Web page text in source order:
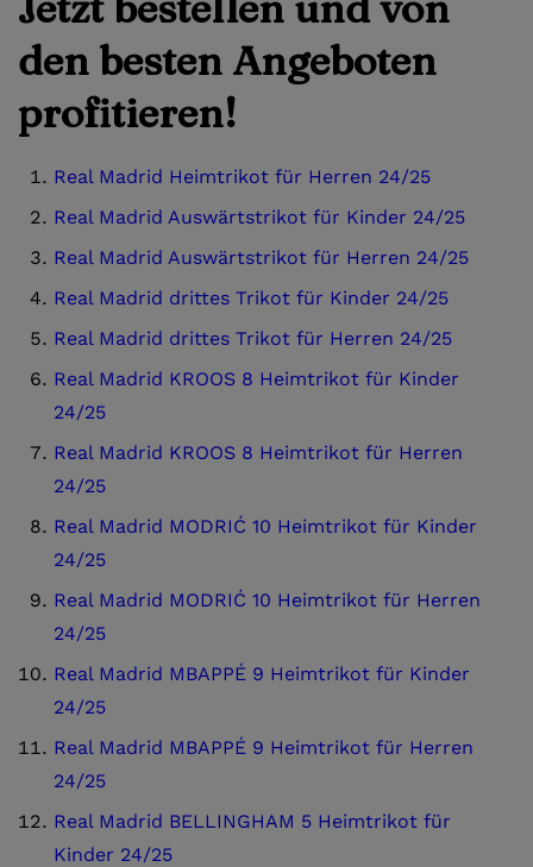
den besten Angeboten
profitieren!
Real Madrid Heimtrikot für Herren 24/25
Real Madrid Auswärtstrikot für Kinder 24/25
Real Madrid Auswärtstrikot für Herren 24/25
Real Madrid drittes Trikot für Kinder 24/25
Real Madrid drittes Trikot für Herren 24/25
Real Madrid KROOS 8 Heimtrikot für Kinder
24/25
Real Madrid KROOS 8 Heimtrikot für Herren
24/25
Real Madrid MODRIĆ 10 Heimtrikot für Kinder
24/25
Real Madrid MODRIĆ 10 Heimtrikot für Herren
24/25
Real Madrid MBAPPÉ 9 Heimtrikot für Kinder
24/25
Real Madrid MBAPPÉ 9 Heimtrikot für Herren
24/25
Real Madrid BELLINGHAM 5 Heimtrikot für
Kinder 24/25